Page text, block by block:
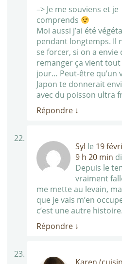
–> Je me souviens et je
comprends
Moi aussi j’ai été
pendant longtemps. Il
se forcer, si on a envie
remanger ça vient
jour… Peut-être qu’un
Japon te donnerait
avec du poisson ultra
Répondre ↓
Syl le 19
9 h 20 min
Depuis le
vraiment
me mette au levain,
que je vais m’en
c’est une autre
Répondre ↓